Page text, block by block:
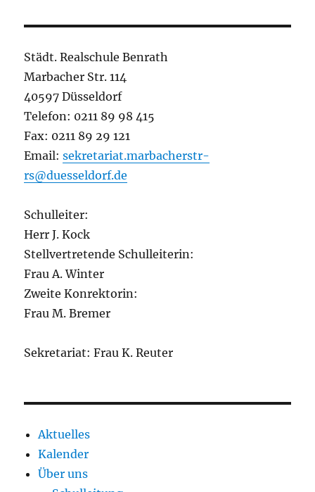
Städt. Realschule Benrath
Marbacher Str. 114
40597 Düsseldorf
Telefon: 0211 89 98 415
Fax: 0211 89 29 121
Email:sekretariat.marbacherstr-
rs@duesseldorf.de
Schulleiter:
Herr J. Kock
Stellvertretende Schulleiterin:
Frau A. Winter
Zweite Konrektorin:
Frau M. Bremer
Sekretariat: Frau K. Reuter
Aktuelles
Kalender
Über uns